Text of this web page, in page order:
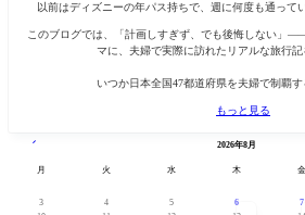
以前はディズニーの年パス持ちで、週に何度も通って
このブログでは、「計画しすぎず、でも後悔しない」
マに、夫婦で実際に訪れたリアルな旅行記
いつか日本全国47都道府県を夫婦で制覇
もっと見る
2026年8月
月 火 水 木 金
3
4 5 6 7